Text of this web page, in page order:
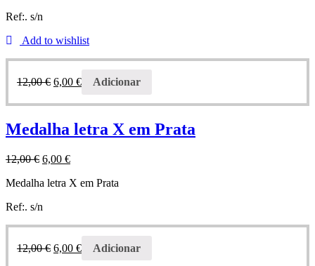
Ref:. s/n
Add to wishlist
12,00€ 6,00 € Adicionar
Medalha letra X em Prata
12,00€ 6,00 €
Medalha letra X em Prata
Ref:. s/n
12,00€ 6,00 € Adicionar